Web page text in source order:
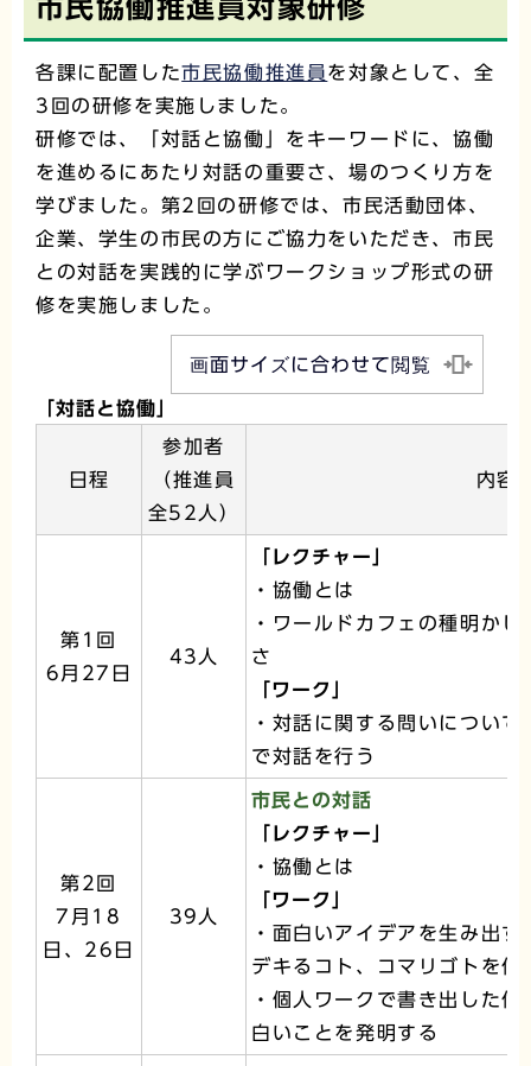
市民協働推進員対象研修
各課に配置した市民協働推進員を対象として、全
3回の研修を実施しました。
研修では、「対話と協働」をキーワードに、協働
を進めるにあたり対話の重要さ、場のつくり方を
学びました。第2回の研修では、市民活動団体、
企業、学生の市民の方にご協力をいただき、市民
との対話を実践的に学ぶワークショップ形式の研
修を実施しました。
画面サイズに合わせて閲覧
「対話と協働」
日程
参加者
（推進員
全52人）
内容
第1回
6月27日
43人
「レクチャー」
・協働とは
・ワールドカフェの種明か
さ
「ワーク」
・対話に関する問いについ
で対話を行う
第2回
7月18
日、26日
39人
市民との対話
「レクチャー」
・協働とは
「ワーク」
・面白いアイデアを生み出
デキるコト、コマリゴトを付
・個人ワークで書き出した
白いことを発明する